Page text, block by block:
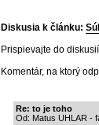
Diskusia k článku:
Prispievajte do
Komentár, na ktorý
Re: to je toho
Od: Matus UHLAR -